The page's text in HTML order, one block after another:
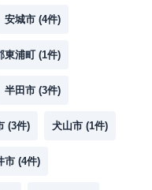
安城市 (4件)
東浦町 (1件)
半田市 (3件)
(3件) 犬山市 (1件)
市 (4件)